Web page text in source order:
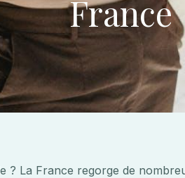
France
? La France regorge de